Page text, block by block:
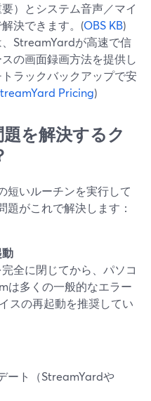
）とシステム音声／マイ
決できます。(OBS KB)
StreamYardが高速で信
の画面録画方法を提供し
ラックバックアップで安
Pricing)
を解決するク
短いルーチンを実行して
題がこれで解決します：
全に閉じてから、パソコ
は多くの一般的なエラー
スの再起動を推奨してい
ート（StreamYardや